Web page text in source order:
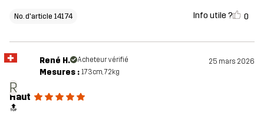
No. d'article 14174 Info utile ? 0
R
René H. Acheteur vérifié 25 mars 2026
Mesures : 173cm, 72kg
Haut
🔝